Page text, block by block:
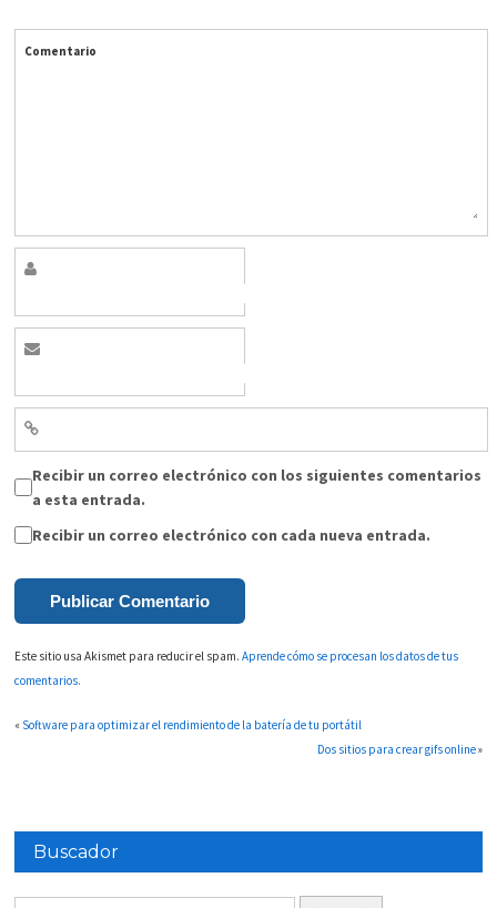
Comentario
Recibir un correo electrónico con los siguientes comentarios
a esta entrada.
Recibir un correo electrónico con cada nueva entrada.
Este sitio usa Akismet para reducir el spam.Aprende cómo se procesan los datos de tus
comentarios.
« Software para optimizar el rendimiento de la batería de tu portátil
Dos sitios para crear gifs online»
Buscador